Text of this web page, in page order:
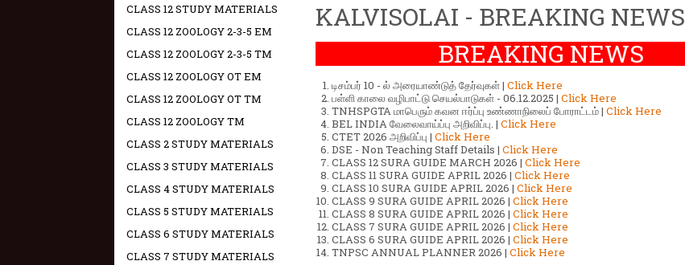
KALVISOLAI - BREAKING NEWS
BREAKING NEWS
டிசம்பர் 10 - ல் அரையாண்டுத் தேர்வுகள் | Click Here
பள்ளி காலை வழிபாட்டு செயல்பாடுகள் - 06.12.2025 | Click Here
TNHSPGTA மாபெரும் கவன ஈர்ப்பு உண்ணாநிலைப் போராட்டம் | Click Here
BEL INDIA வேலைவாய்ப்பு அறிவிப்பு. | Click Here
CTET 2026 அறிவிப்பு | Click Here
DSE - Non Teaching Staff Details | Click Here
CLASS 12 SURA GUIDE MARCH 2026 | Click Here
CLASS 11 SURA GUIDE APRIL 2026 | Click Here
CLASS 10 SURA GUIDE APRIL 2026 | Click Here
CLASS 9 SURA GUIDE APRIL 2026 | Click Here
CLASS 8 SURA GUIDE APRIL 2026 | Click Here
CLASS 7 SURA GUIDE APRIL 2026 | Click Here
CLASS 6 SURA GUIDE APRIL 2026 | Click Here
TNPSC ANNUAL PLANNER 2026 | Click Here
CLASS 12 STUDY MATERIALS
CLASS 12 ZOOLOGY 2-3-5 EM
CLASS 12 ZOOLOGY 2-3-5 TM
CLASS 12 ZOOLOGY OT EM
CLASS 12 ZOOLOGY OT TM
CLASS 12 ZOOLOGY TM
CLASS 2 STUDY MATERIALS
CLASS 3 STUDY MATERIALS
CLASS 4 STUDY MATERIALS
CLASS 5 STUDY MATERIALS
CLASS 6 STUDY MATERIALS
CLASS 7 STUDY MATERIALS